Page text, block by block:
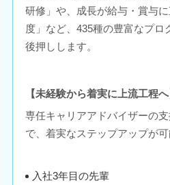
研修」や、成長が給与・賞与
度」など、435種の豊富なプロ
後押しします。
【未経験から着実に上流工程へ
専任キャリアアドバイザーの
で、着実なステップアップが可
入社3年目の先輩